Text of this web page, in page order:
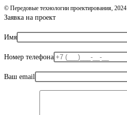
© Передовые технологии проектирования, 2024
Заявка на проект
Имя
Номер телефона
Ваш email